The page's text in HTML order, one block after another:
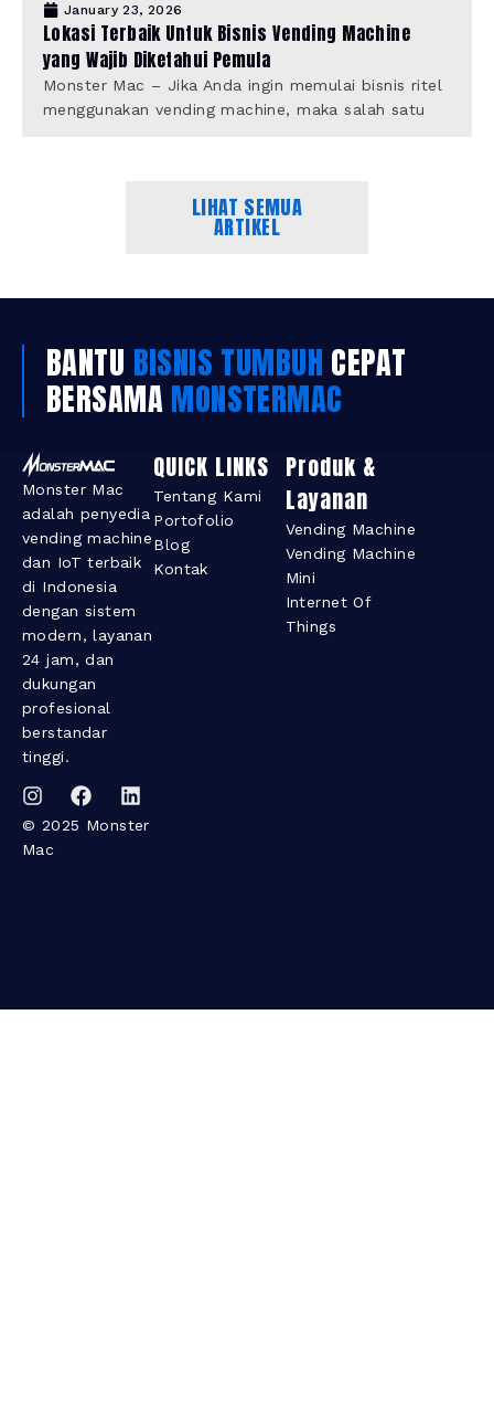
January 23, 2026
Lokasi Terbaik Untuk Bisnis Vending Machine
yang Wajib Diketahui Pemula
Monster Mac – Jika Anda ingin memulai bisnis ritel
menggunakan vending machine, maka salah satu
LIHAT SEMUA
ARTIKEL
BANTU BISNIS TUMBUH CEPAT
BERSAMAMONSTERMAC
Monster Mac
adalah penyedia
vending machine
dan IoT terbaik
di Indonesia
dengan sistem
modern, layanan
24 jam, dan
dukungan
profesional
berstandar
tinggi.
© 2025 Monster
Mac
QUICK LINKS
Tentang Kami
Portofolio
Blog
Kontak
Produk &
Layanan​
Vending Machine
Vending Machine
Mini
Internet Of
Things